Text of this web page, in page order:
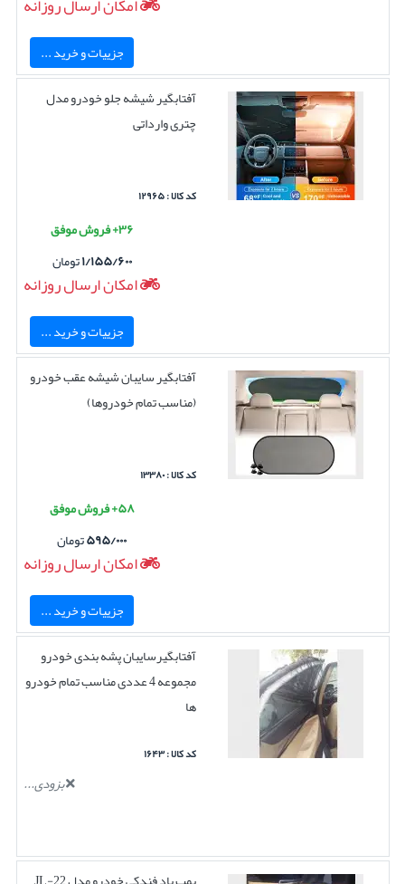
جزییات و خرید ...
آفتابگیر شیشه جلو خودرو مدل
چتری وارداتی
کد کالا : ۱۲۹۶۵
۳۶+ فروش موفق
۱/۱۵۵/۶۰۰تومان
امکان ارسال روزانه
جزییات و خرید ...
آفتابگیر سایبان شیشه عقب خودرو
(مناسب تمام خودروها)
کد کالا : ۱۳۳۸۰
۵۸+ فروش موفق
۵۹۵/۰۰۰تومان
امکان ارسال روزانه
جزییات و خرید ...
آفتابگیرسایبان پشه بندی خودرو
مجموعه 4 عددی مناسب تمام خودرو
ها
کد کالا : ۱۶۴۳
بزودی...